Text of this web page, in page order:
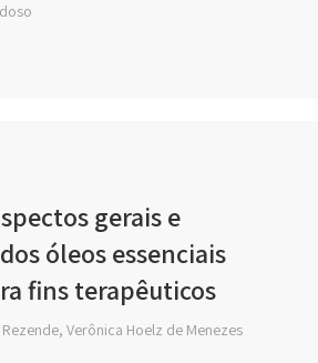
gerais e
óleos essenciais
fins terapêuticos
Verônica Hoelz de Menezes